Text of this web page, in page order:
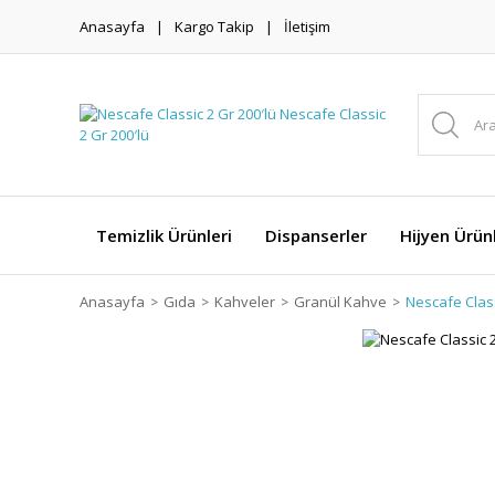
Anasayfa Kargo Takip İletişim
Temizlik Ürünleri Dispanserler Hijyen
Anasayfa Gıda Kahveler Granül Kahve Nescafe